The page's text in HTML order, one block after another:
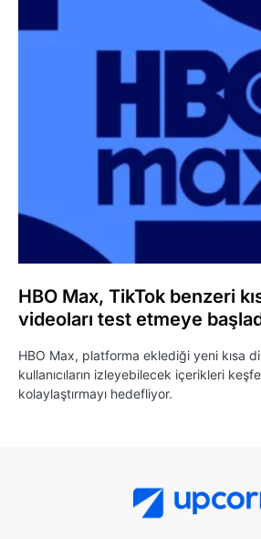
HBO Max, TikTok benzeri
videoları test etmeye
HBO Max, platforma eklediği yeni kısa
kullanıcıların izleyebilecek içerikleri
kolaylaştırmayı hedefliyor.